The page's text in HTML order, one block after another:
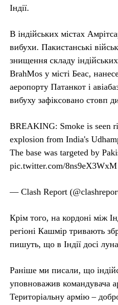
Індії.
В індійських містах
вибухи. Пакистанські
знищення складу
BrahMos у місті Беас,
аеропорту Патанкот і
вибуху зафіксовано стовп
BREAKING: Smoke is seen
explosion from India's
The base was targeted by
pic.twitter.com/8ns9eX3WxM
— Clash Report
Крім того, на кордоні між
регіоні Кашмір тривають
пишуть, що в Індії досі
Раніше ми писали, що
уповноважив командувача
Територіальну армію –